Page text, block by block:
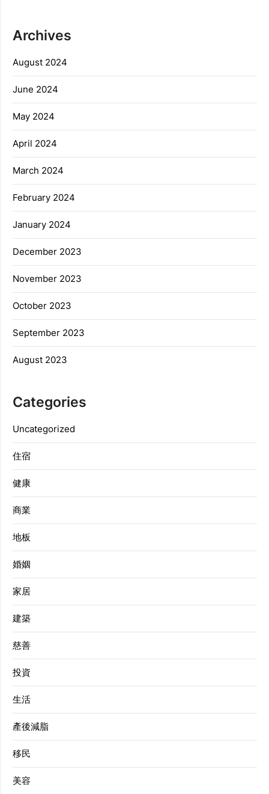
Archives
August 2024
June 2024
May 2024
April 2024
March 2024
February 2024
January 2024
December 2023
November 2023
October 2023
September 2023
August 2023
Categories
Uncategorized
住宿
健康
商業
地板
婚姻
家居
建築
慈善
投資
生活
產後減脂
移民
美容